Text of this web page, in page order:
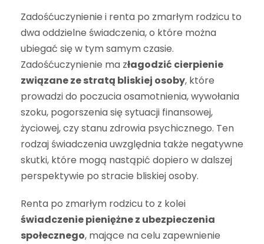
Zadośćuczynienie i renta po zmarłym rodzicu to
dwa oddzielne świadczenia, o które można
ubiegać się w tym samym czasie.
Zadośćuczynienie ma złagodzić cierpienie
związane ze stratą bliskiej osoby, które
prowadzi do poczucia osamotnienia, wywołania
szoku, pogorszenia się sytuacji finansowej,
życiowej, czy stanu zdrowia psychicznego. Ten
rodzaj świadczenia uwzględnia także negatywne
skutki, które mogą nastąpić dopiero w dalszej
perspektywie po stracie bliskiej osoby.
Renta po zmarłym rodzicu to z kolei
świadczenie pieniężne z ubezpieczenia
społecznego, mające na celu zapewnienie